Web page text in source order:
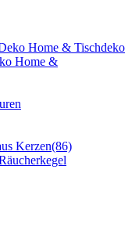
Home & Tischdeko
Home &
Kerzen(86)